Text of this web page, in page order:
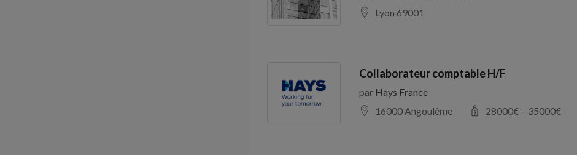
Lyon 69001
Collaborateur comptable H/F
par Hays France
16000 Angoulême
28000€ – 35000€